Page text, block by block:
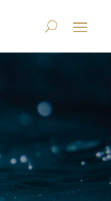
Kontakt